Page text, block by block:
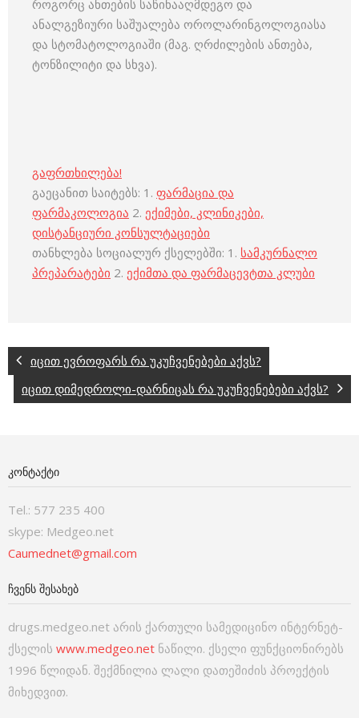
როგორც ანთების საწინააღმდეგო და
ანალგეზიური საშუალება ოროლარინგოლოგიასა
და სტომატოლოგიაში (მაგ. ღრძილების ანთება,
ტონზილიტი და სხვა).
გაფრთხილება!
გაეცანით საიტებს: 1. ფარმაცია და
ფარმაკოლოგია 2. ექიმები, კლინიკები,
დისტანციური კონსულტაციები
თანხლება სოციალურ ქსელებში: 1. სამკურნალო
პრეპარატები 2. ექიმთა და ფარმაცევტთა კლუბი
იცით ევროფარს რა უკუჩვენებები აქვს?
იცით დიმედროლი-დარნიცას რა უკუჩვენებები აქვს?
ᲙᲝᲜᲢᲐᲥᲢᲘ
Tel.: 577 235 400
skype: Medgeo.net
Caumednet@gmail.com
ᲩᲕᲔᲜᲡ ᲨᲔᲡᲐᲮᲔᲑ
drugs.medgeo.net არის ქართული სამედიცინო ინტერნეტ-
ქსელის www.medgeo.net ნაწილი. ქსელი ფუნქციონირებს
1996 წლიდან. შექმნილია ლალი დათეშიძის პროექტის
მიხედვით.